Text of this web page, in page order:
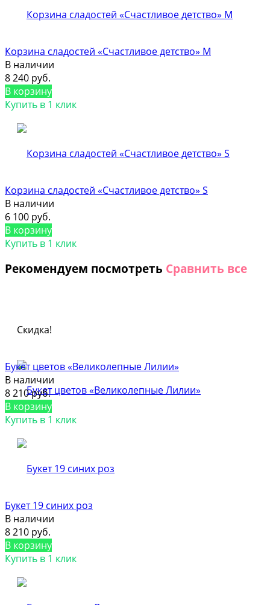
Корзина сладостей «Счастливое детство» M
В наличии
8 240 руб.
В корзину
Купить в 1 клик
Корзина сладостей «Счастливое детство» S
В наличии
6 100 руб.
В корзину
Купить в 1 клик
Рекомендуем посмотреть Сравнить все
Скидка!
Букет цветов «Великолепные Лилии»
В наличии
8 210 руб.
В корзину
Купить в 1 клик
Букет 19 синих роз
В наличии
8 210 руб.
В корзину
Купить в 1 клик